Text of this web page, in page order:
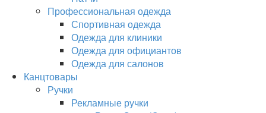
Профессиональная одежда
Спортивная одежда
Одежда для клиники
Одежда для официантов
Одежда для салонов
Канцтовары
Ручки
Рекламные ручки